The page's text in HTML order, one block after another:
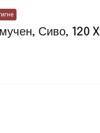
Сиво, 120 X